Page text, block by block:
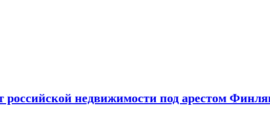
российской недвижимости под арестом